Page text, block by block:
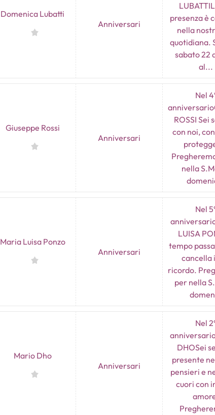
Domenica Lubatti
Anniversari
presenza è
nella
quotidiana.
sabato 22
al...
Giuseppe Rossi
Anniversari
Nel
ROSSI Sei
con noi,
nella
Maria Luisa Ponzo
Anniversari
Nel
LUISA
tempo
cancella
ricordo.
per nella
Mario Dho
Anniversari
Nel
DHOSei
presente
pensieri e
cuori con